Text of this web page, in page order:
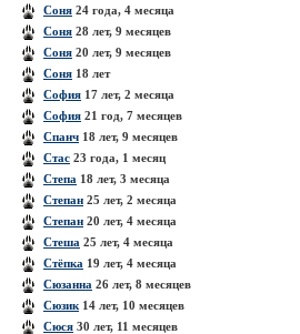
Соня 24 года, 4 месяца
Соня 28 лет, 9 месяцев
Соня 20 лет, 9 месяцев
Соня 18 лет
София 17 лет, 2 месяца
София 21 год, 7 месяцев
Спанч 18 лет, 9 месяцев
Стас 23 года, 1 месяц
Степа 18 лет, 3 месяца
Степан 25 лет, 2 месяца
Степан 20 лет, 4 месяца
Стеша 25 лет, 4 месяца
Стёпка 19 лет, 4 месяца
Сюзанна 26 лет, 8 месяцев
Сюзик 14 лет, 10 месяцев
Сюся 30 лет, 11 месяцев